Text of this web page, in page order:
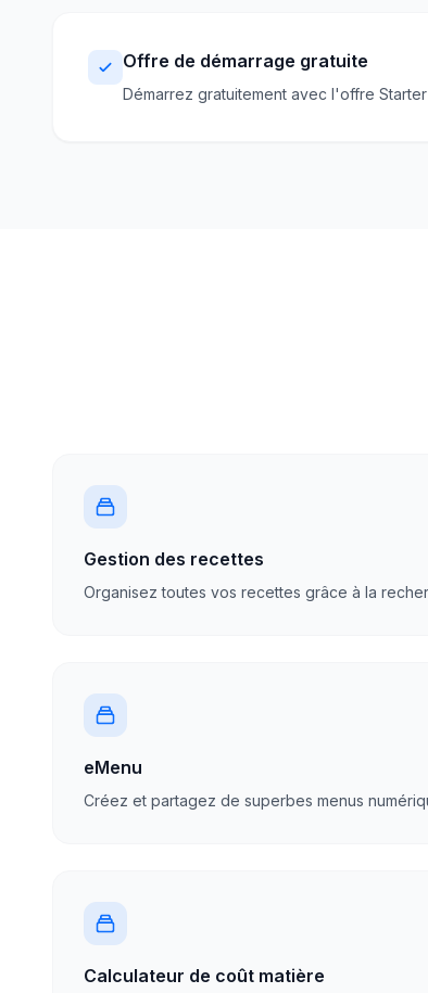
Offre de démarrage gratuite
Démarrez gratuitement avec l'offre
Gestion des recettes
Organisez toutes vos recettes grâce à la
eMenu
Créez et partagez de superbes menus
Calculateur de coût matière